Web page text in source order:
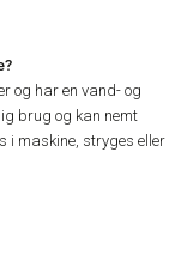
og har en vand- og
brug og kan nemt
i maskine, stryges eller